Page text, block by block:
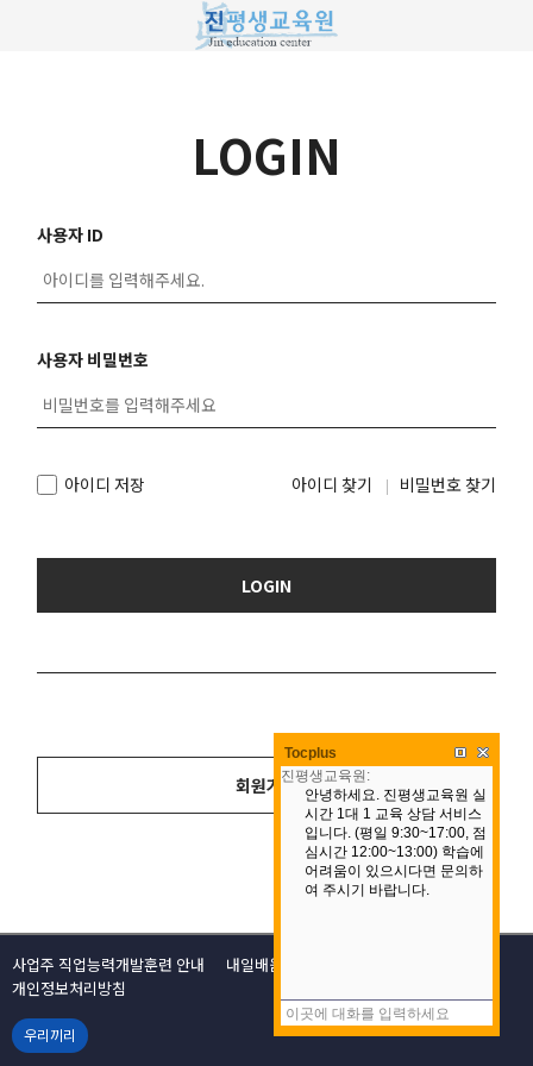
LOGIN
사용자 ID
사용자 비밀번호
아이디 저장 아이디 찾기 비밀번호 찾기
LOGIN
회원가입
사업주 직업능력개발훈련 안내 내일배움카드 안내
개인정보처리방침
우리끼리
Tocplus